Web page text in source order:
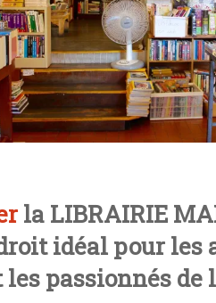
la LIBRAIRIE
idéal pour les
passionnés de